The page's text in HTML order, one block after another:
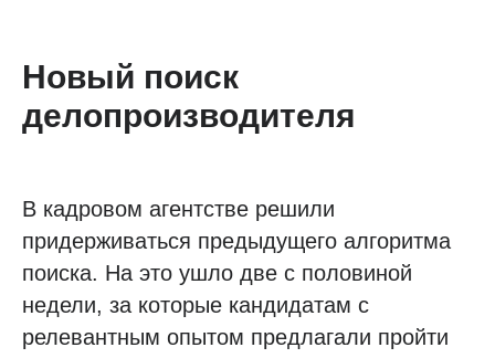
Новый поиск
делопроизводителя
В кадровом агентстве решили
придерживаться предыдущего алгоритма
поиска. На это ушло две с половиной
недели, за которые кандидатам с
релевантным опытом предлагали пройти